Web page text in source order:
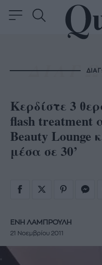
Κερδίστε 3
flash treatment
Beauty Lounge
μέσα σε 30’
ΕΝΗ ΛΑΜΠΡΟΥΛΗ
21 Νοεμβρίου 2011